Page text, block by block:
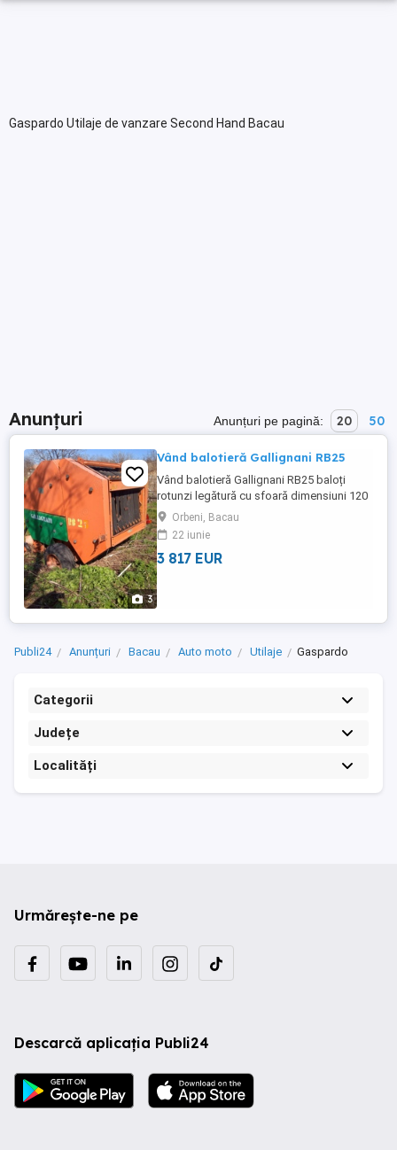
Gaspardo Utilaje de vanzare Second Hand Bacau
Anunțuri Anunțuri pe pagină: 20 50
3
Vând balotieră Gallignani RB25
Vând balotieră Gallignani RB25 baloți
rotunzi legătură cu sfoară dimensiuni 120
150 (cm) Stare de funcționare foarte bună
Orbeni, Bacau
22 iunie
3 817 EUR
Publi24 Anunțuri Bacau Auto moto Utilaje Gaspardo
Categorii
Județe
Localități
Urmărește-ne pe
Descarcă aplicația Publi24